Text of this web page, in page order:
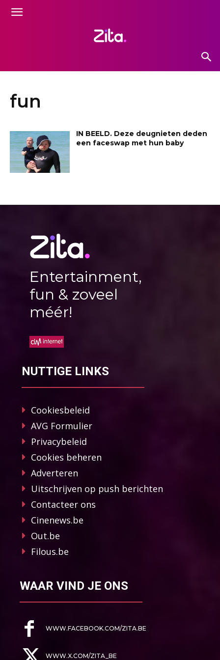
fun
IN BEELD. Deze deugnieten deden
een faceswap met hun baby
Entertainment,
fun & zoveel
méér!
NUTTIGE LINKS
Cookiesbeleid
AVG Formulier
Privacybeleid
Cookies beheren
Adverteren
Uitschrijven op push berichten
Contacteer ons
Cinenews.be
Out.be
Filous.be
WAAR VIND JE ONS
WWW.FACEBOOK.COM/ZITA.BE
WWW.X.COM/ZITA_BE